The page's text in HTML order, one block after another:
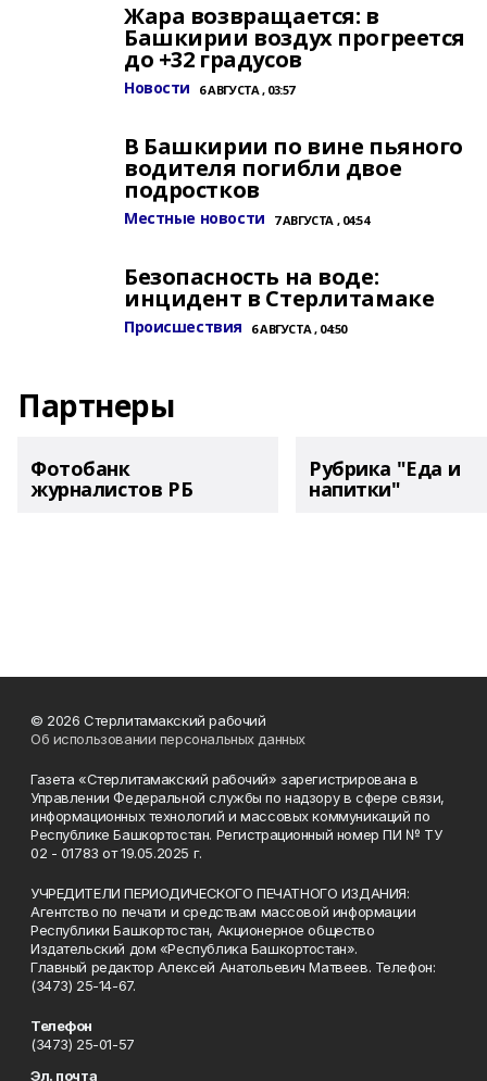
Жара возвращается: в
Башкирии воздух прогреется
до +32 градусов
Новости 6 АВГУСТА , 03:57
В Башкирии по вине пьяного
водителя погибли двое
подростков
Местные новости 7 АВГУСТА , 04:54
Безопасность на воде:
инцидент в Стерлитамаке
Происшествия 6 АВГУСТА , 04:50
Партнеры
Фотобанк
журналистов РБ
Рубрика "Еда и
напитки"
© 2026 Стерлитамакский рабочий
Об использовании персональных данных
Газета «Стерлитамакский рабочий» зарегистрирована в
Управлении Федеральной службы по надзору в сфере связи,
информационных технологий и массовых коммуникаций по
Республике Башкортостан. Регистрационный номер ПИ № ТУ
02 - 01783 от 19.05.2025 г.
УЧРЕДИТЕЛИ ПЕРИОДИЧЕСКОГО ПЕЧАТНОГО ИЗДАНИЯ:
Агентство по печати и средствам массовой информации
Республики Башкортостан, Акционерное общество
Издательский дом «Республика Башкортостан».
Главный редактор Алексей Анатольевич Матвеев. Телефон:
(3473) 25-14-67.
Телефон
(3473) 25-01-57
Эл. почта